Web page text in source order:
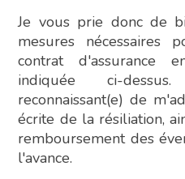
Je vous prie donc de
mesures
contrat d'assurance
indiquée ci-
reconnaissant(e) de
écrite de la résiliation,
remboursement des
l'avance.